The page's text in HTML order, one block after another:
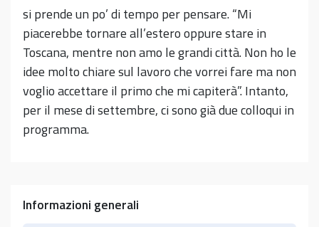
si prende un po’ di tempo per pensare. “Mi
piacerebbe tornare all’estero oppure stare in
Toscana, mentre non amo le grandi città. Non ho le
idee molto chiare sul lavoro che vorrei fare ma non
voglio accettare il primo che mi capiterà”. Intanto,
per il mese di settembre, ci sono già due colloqui in
programma.
Informazioni generali